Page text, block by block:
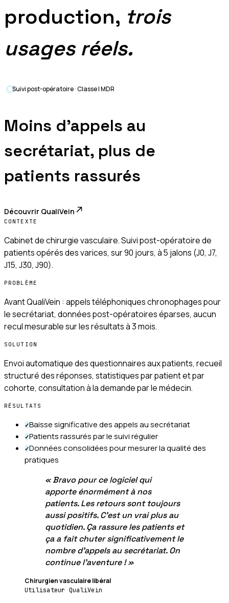
production, trois
usages réels.
Suivi post-opératoire · Classe I MDR
Moins d'appels au
secrétariat, plus de
patients rassurés
Découvrir QualiVein
CONTEXTE
Cabinet de chirurgie vasculaire. Suivi post-opératoire de
patients opérés des varices, sur 90 jours, à 5 jalons (J0, J7,
J15, J30, J90).
PROBLÈME
Avant QualiVein : appels téléphoniques chronophages pour
le secrétariat, données post-opératoires éparses, aucun
recul mesurable sur les résultats à 3 mois.
SOLUTION
Envoi automatique des questionnaires aux patients, recueil
structuré des réponses, statistiques par patient et par
cohorte, consultation à la demande par le médecin.
RÉSULTATS
✓Baisse significative des appels au secrétariat
✓Patients rassurés par le suivi régulier
✓Données consolidées pour mesurer la qualité des
pratiques
«Bravo pour ce logiciel qui
apporte énormément à nos
patients. Les retours sont toujours
aussi positifs. C'est un vrai plus au
quotidien. Ça rassure les patients et
ça a fait chuter significativement le
nombre d'appels au secrétariat. On
continue l'aventure !»
Chirurgien vasculaire libéral
Utilisateur QualiVein